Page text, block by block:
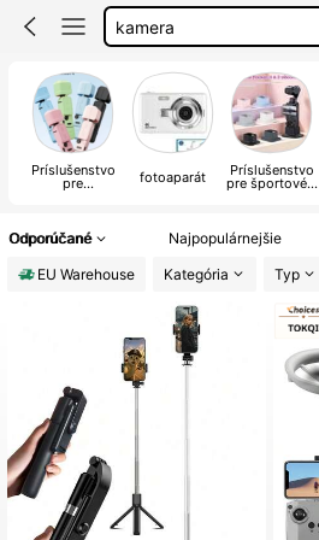
digital camera
fotoaparat
Príslušenstvo
pre fotoaparát Príslušenstvo
pre športové a
Odporúčané Najpopulárnejšie
EU Warehouse
Kategória Typ